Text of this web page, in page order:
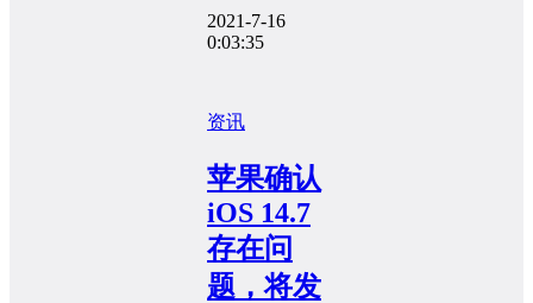
2021-7-16
0:03:35
资讯
苹果确认
iOS 14.7
存在问
题，将发